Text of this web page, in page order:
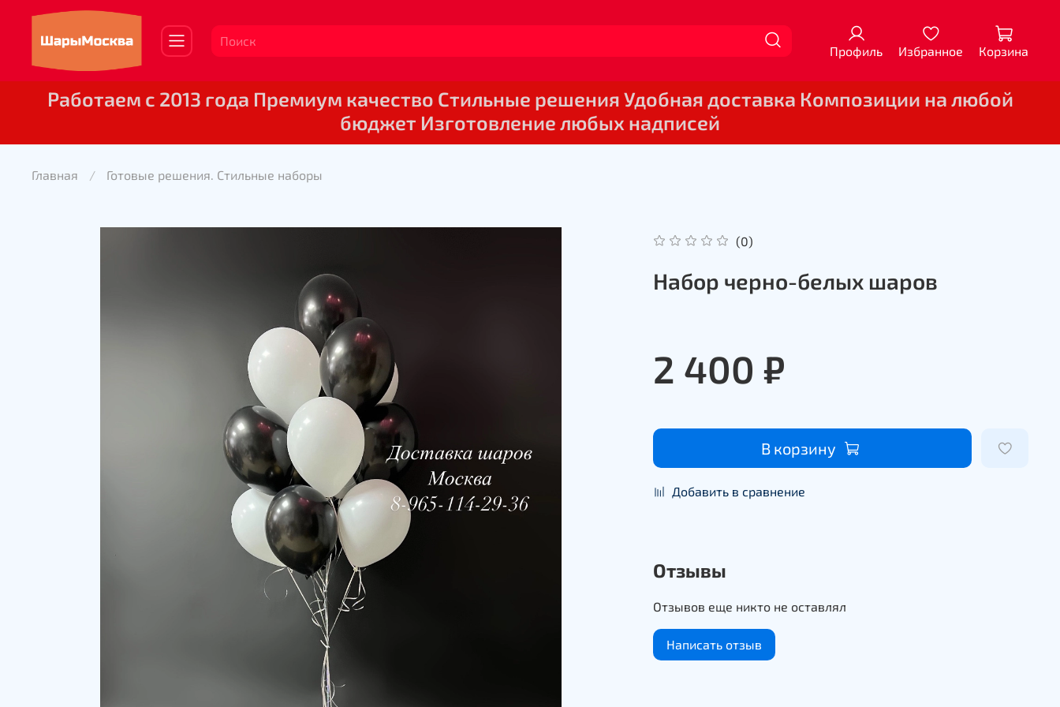
Профиль Избранное Корзина
Работаем с 2013 года Премиум качество Стильные решения Удобная доставка Композиции на любой
бюджет Изготовление любых надписей
Главная Готовые решения. Стильные наборы
(0)
Набор черно-белых шаров
2 400 ₽
В корзину
Добавить в сравнение
Отзывы
Отзывов еще никто не оставлял
Написать отзыв